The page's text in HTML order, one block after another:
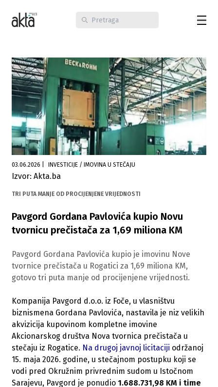
03.06.2026 INVESTICIJE / IMOVINA U STEČAJU
Izvor: Akta.ba
TRI PUTA MANJE OD PROCIJENJENE VRIJEDNOSTI
Pavgord Gordana Pavlovića kupio Novu
tvornicu prečistača za 1,69 miliona KM
Pavgord Gordana Pavlovića kupio je imovinu Nove
tvornice prečistača u Rogatici za 1,69 miliona KM,
gotovo tri puta manje od procijenjene vrijednosti.
Kompanija Pavgord d.o.o. iz Foče, u vlasništvu
biznismena Gordana Pavlovića, nastavila je niz velikih
akvizicija kupovinom kompletne imovine
Akcionarskog društva Nova tvornica prečistača u
stečaju iz Rogatice. Na drugoj javnoj licitaciji održanoj
15. maja 2026. godine, u stečajnom postupku koji se
vodi pred Okružnim privrednim sudom u Istočnom
Sarajevu, Pavgord je ponudio 1.688.731,98 KM i time